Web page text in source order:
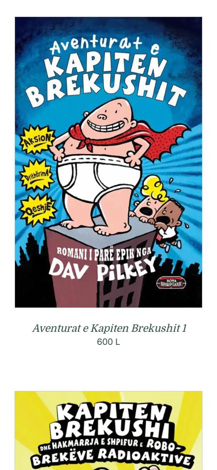
Anglisht
Ditarë
Evente
Blog
Aventurat e Kapiten Brekushit 1
600 L